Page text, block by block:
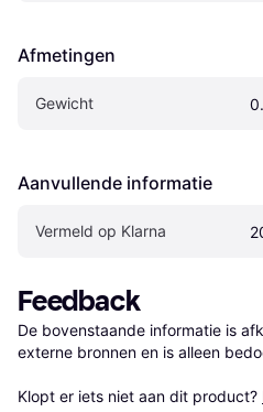
Afmetingen
Gewicht
Aanvullende informatie
Vermeld op Klarna
Feedback
De bovenstaande informatie is
externe bronnen en is alleen
Klopt er iets niet aan dit product?